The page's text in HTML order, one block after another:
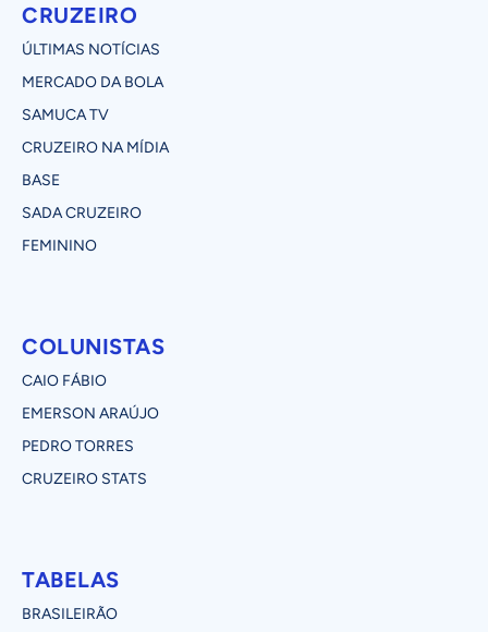
CRUZEIRO
ÚLTIMAS NOTÍCIAS
MERCADO DA BOLA
SAMUCA TV
CRUZEIRO NA MÍDIA
BASE
SADA CRUZEIRO
FEMININO
COLUNISTAS
CAIO FÁBIO
EMERSON ARAÚJO
PEDRO TORRES
CRUZEIRO STATS
TABELAS
BRASILEIRÃO